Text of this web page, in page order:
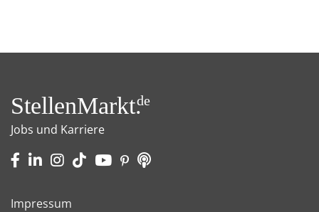
StellenMarkt.de
Jobs und Karriere
Impressum